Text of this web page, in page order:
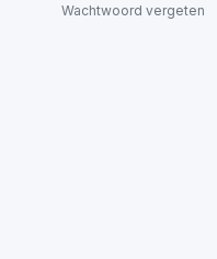
Wachtwoord vergeten